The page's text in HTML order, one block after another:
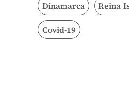
Dinamarca Reina
Covid-19